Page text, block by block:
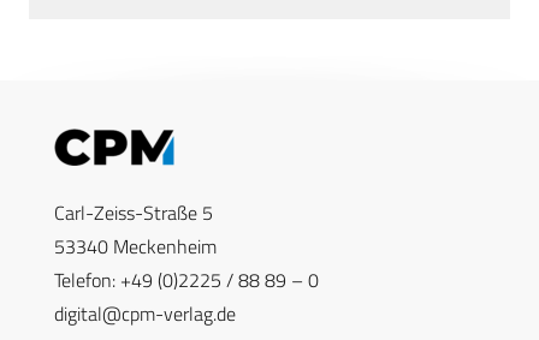
Carl-Zeiss-Straße 5
53340 Meckenheim
Telefon: +49 (0)2225 / 88 89 – 0
digital@cpm-verlag.de